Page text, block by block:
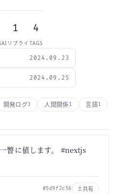
2024.09.23
1
AIリプライ
4
TAGS
2024.09.25
開発ログ3 人間関係1 言語1
瞥に値します。 #nextjs
#5d9f2c56 共有